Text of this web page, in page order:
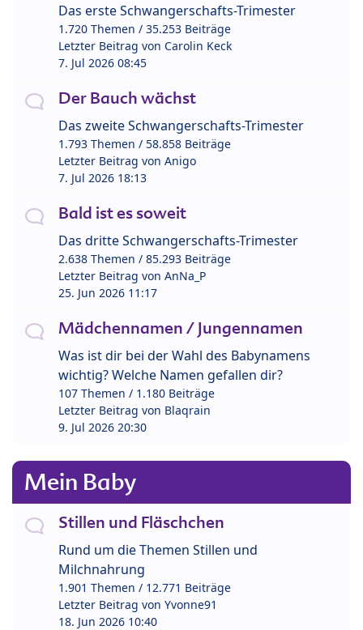
Das erste Schwangerschafts-Trimester
1.720 Themen / 35.253 Beiträge
Letzter Beitrag von Carolin Keck
7. Jul 2026 08:45
Der Bauch wächst
Das zweite Schwangerschafts-Trimester
1.793 Themen / 58.858 Beiträge
Letzter Beitrag von Anigo
7. Jul 2026 18:13
Bald ist es soweit
Das dritte Schwangerschafts-Trimester
2.638 Themen / 85.293 Beiträge
Letzter Beitrag von AnNa_P
25. Jun 2026 11:17
Mädchennamen / Jungennamen
Was ist dir bei der Wahl des Babynamens
wichtig? Welche Namen gefallen dir?
107 Themen / 1.180 Beiträge
Letzter Beitrag von Blaqrain
9. Jul 2026 20:30
Mein Baby
Stillen und Fläschchen
Rund um die Themen Stillen und
Milchnahrung
1.901 Themen / 12.771 Beiträge
Letzter Beitrag von Yvonne91
18. Jun 2026 10:40